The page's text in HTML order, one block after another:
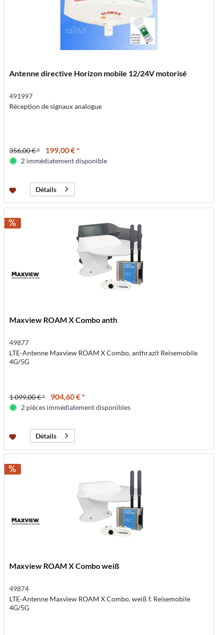
Antenne directive Horizon mobile 12/24V motorisé
491997
Réception de signaux analogue
356,00 € * 199,00 € *
2 immédiatement disponible
Détails
Maxview ROAM X Combo anth
49877
LTE-Antenne Maxview ROAM X Combo, anthrazit Reisemobile
4G/5G
1 099,00 € * 904,60 € *
2 pièces immédiatement disponibles
Détails
Maxview ROAM X Combo weiß
49874
LTE-Antenne Maxview ROAM X Combo, weiß f. Reisemobile
4G/5G